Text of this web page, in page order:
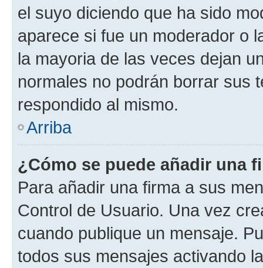
el suyo diciendo que ha sido
aparece si fue un moderador o
la mayoria de las veces dejan
normales no podrán borrar sus
respondido al mismo.
Arriba
¿Cómo se puede añadir una
Para añadir una firma a sus
Control de Usuario. Una vez
cuando publique un mensaje.
todos sus mensajes activando